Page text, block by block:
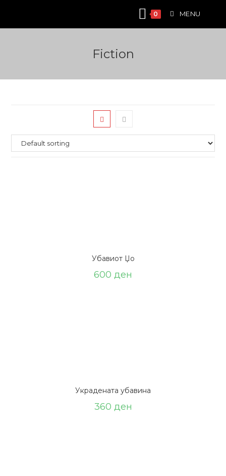
content
0 MENU
Fiction
Убавиот Џо
600 ден
Украдената убавина
360 ден